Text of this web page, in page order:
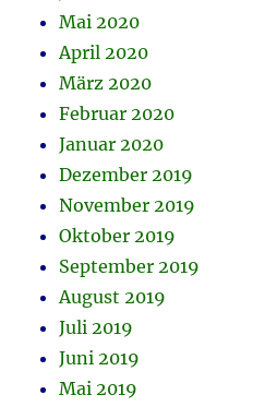
Mai 2020
April 2020
März 2020
Februar 2020
Januar 2020
Dezember 2019
November 2019
Oktober 2019
September 2019
August 2019
Juli 2019
Juni 2019
Mai 2019